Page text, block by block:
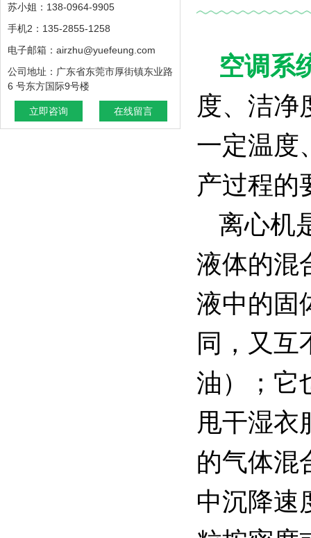
苏小姐：138-0964-9905
手机2：135-2855-1258
电子邮箱：airzhu@yuefeung.com
公司地址：广东省东莞市厚街镇东业路
6 号东方国际9号楼
立即咨询 在线留言
空调系
度、洁净
一定温度
产过程的
离心机
液体的混
液中的固
同，又互
油）；它
甩干湿衣
的气体混
中沉降速